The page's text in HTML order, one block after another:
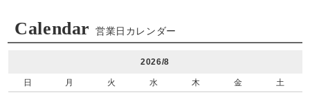
Calendar 営業日カレンダー
2026/8
日 月 火 水 木 金 土